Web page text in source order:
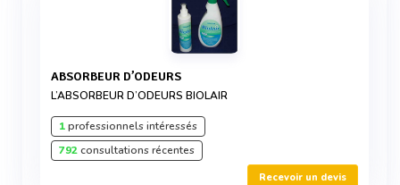
ABSORBEUR D’ODEURS
L’ABSORBEUR D’ODEURS BIOLAIR
1professionnels intéressés
792consultations récentes
Recevoir un devis